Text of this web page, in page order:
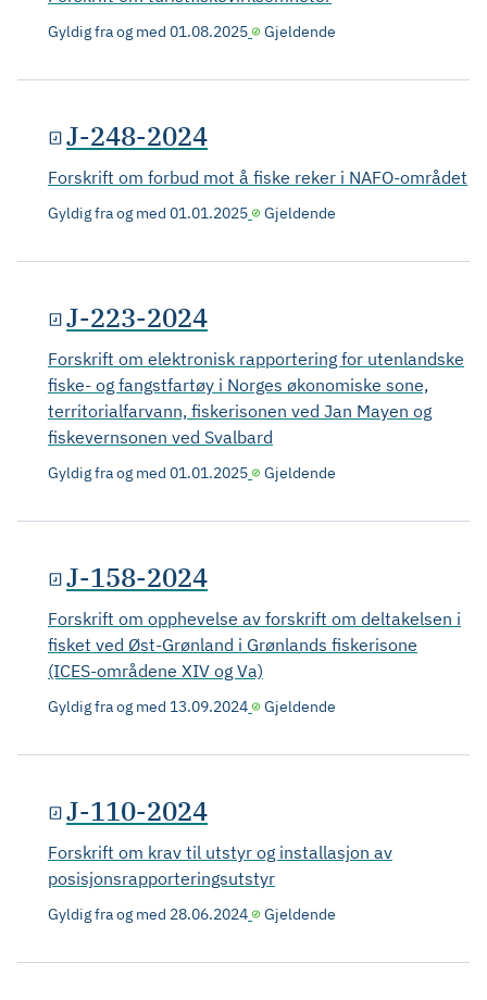
Gyldig fra og med 01.08.2025 Gjeldende
J-248-2024
Forskrift om forbud mot å fiske reker i NAFO-området
Gyldig fra og med 01.01.2025 Gjeldende
J-223-2024
Forskrift om elektronisk rapportering for utenlandske
fiske- og fangstfartøy i Norges økonomiske sone,
territorialfarvann, fiskerisonen ved Jan Mayen og
fiskevernsonen ved Svalbard
Gyldig fra og med 01.01.2025 Gjeldende
J-158-2024
Forskrift om opphevelse av forskrift om deltakelsen i
fisket ved Øst-Grønland i Grønlands fiskerisone
(ICES-områdene XIV og Va)
Gyldig fra og med 13.09.2024 Gjeldende
J-110-2024
Forskrift om krav til utstyr og installasjon av
posisjonsrapporteringsutstyr
Gyldig fra og med 28.06.2024 Gjeldende